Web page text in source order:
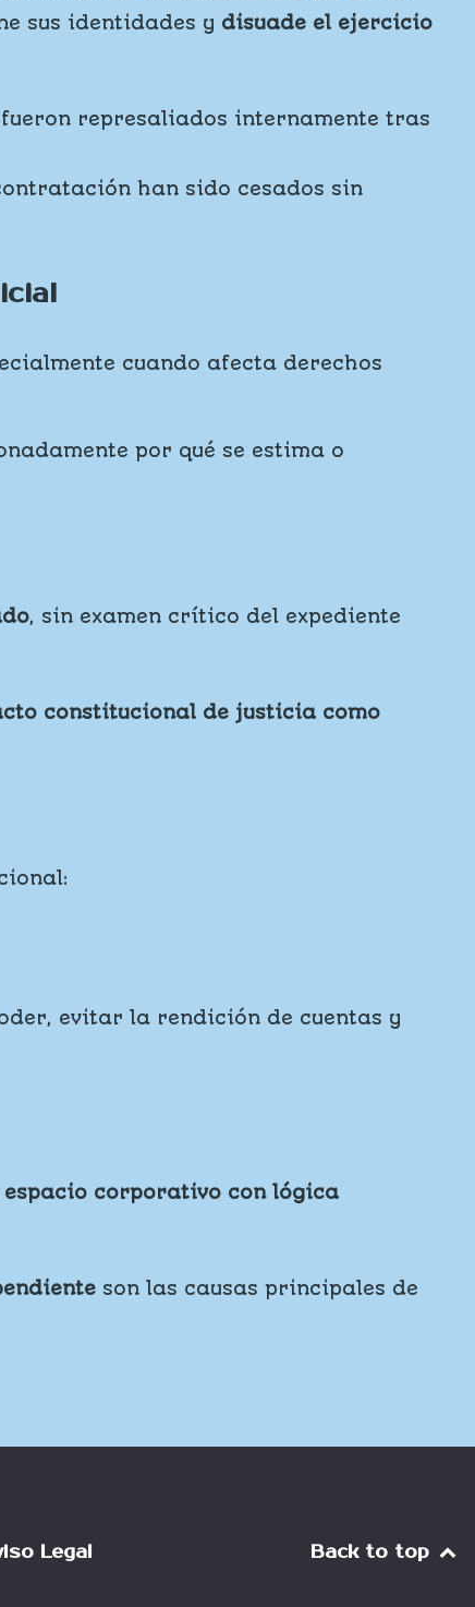
sus identidades y disuade el ejercicio
represaliados internamente tras
han sido cesados sin
cuando afecta derechos
por qué se estima o
, sin examen crítico del expediente
constitucional de justicia como
evitar la rendición de cuentas y
corporativo con lógica
son las causas principales de
Legal Back to top